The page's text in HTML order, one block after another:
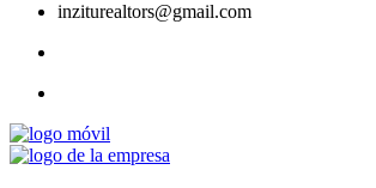
inziturealtors@gmail.com